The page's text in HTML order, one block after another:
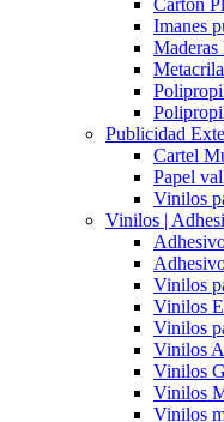
Cartón
Imanes
Maderas
Publicidad
Cartel
Papel
Vinilos
Vinilos |
Vinilos
Vinilos
Vinilos
Vinilos
Vinilos
Vinilos
Vinilos